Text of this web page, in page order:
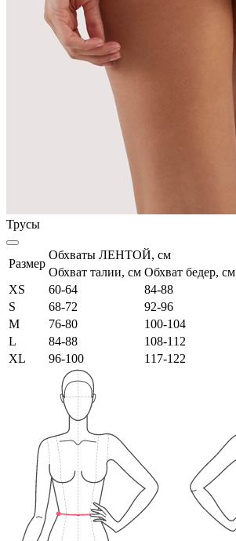
Трусы
Размер
Обхваты ЛЕНТОЙ, см
Обхват талии, см Обхват бедер, см
XS
60-64
84-88
S
68-72
92-96
M
76-80
100-104
L
84-88
108-112
XL
96-100 117-122